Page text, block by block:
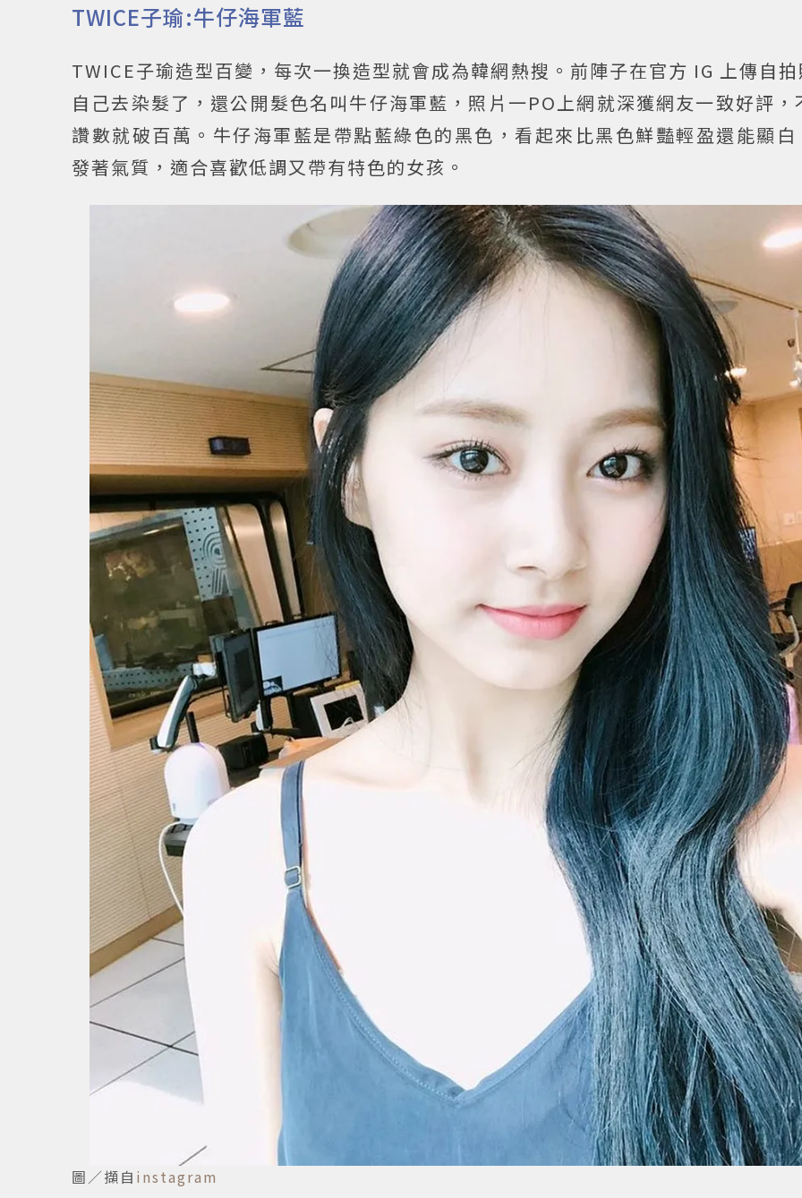
TWICE子瑜:牛仔海軍藍
TWICE子瑜造型百變，每次一換造型就會成為韓網熱搜。前陣子在官方 IG 上傳自
自己去染髮了，還公開髮色名叫牛仔海軍藍，照片一PO上網就深獲網友一致好評
讚數就破百萬。牛仔海軍藍是帶點藍綠色的黑色，看起來比黑色鮮豔輕盈還能顯
發著氣質，適合喜歡低調又帶有特色的女孩。
圖／擷自 instagram